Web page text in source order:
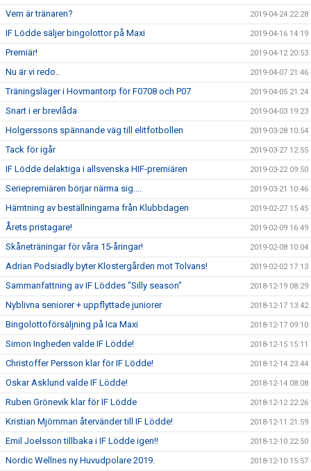
Vem är tränaren? 2019-04-24 22:28
IF Lödde säljer bingolottor på Maxi 2019-04-16 14:19
Premiär! 2019-04-12 20:53
Nu är vi redo.. 2019-04-07 21:46
Träningsläger i Hovmantorp för F0708 och P07 2019-04-05 21:24
Snart i er brevlåda 2019-04-03 19:23
Holgerssons spännande väg till elitfotbollen 2019-03-28 10:54
Tack för igår 2019-03-27 12:55
IF Lödde delaktiga i allsvenska HIF-premiären 2019-03-22 09:50
Seriepremiären börjar närma sig.... 2019-03-21 10:46
Hämtning av beställningarna från Klubbdagen 2019-02-27 15:45
Årets pristagare! 2019-02-09 16:49
Skåneträningar för våra 15-åringar! 2019-02-08 10:04
Adrian Podsiadly byter Klostergården mot Tolvans! 2019-02-02 17:13
Sammanfattning av IF Löddes "Silly season" 2018-12-19 08:29
Nyblivna seniorer + uppflyttade juniorer 2018-12-17 13:42
Bingolottoförsäljning på Ica Maxi 2018-12-17 09:10
Simon Ingheden valde IF Lödde! 2018-12-15 15:11
Christoffer Persson klar för IF Lödde! 2018-12-14 23:44
Oskar Asklund valde IF Lödde! 2018-12-14 08:08
Ruben Grönevik klar för IF Lödde 2018-12-12 22:26
Kristian Mjörnman återvänder till IF Lödde! 2018-12-11 21:59
Emil Joelsson tillbaka i IF Lödde igen!! 2018-12-10 22:50
Nordic Wellnes ny Huvudpolare 2019. 2018-12-10 15:57